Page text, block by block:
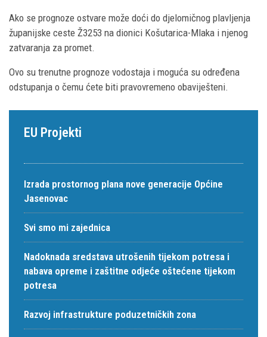
Ako se prognoze ostvare može doći do djelomičnog plavljenja
županijske ceste Ž3253 na dionici Košutarica-Mlaka i njenog
zatvaranja za promet.
Ovo su trenutne prognoze vodostaja i moguća su određena
odstupanja o čemu ćete biti pravovremeno obaviješteni.
EU Projekti
Izrada prostornog plana nove generacije Općine
Jasenovac
Svi smo mi zajednica
Nadoknada sredstava utrošenih tijekom potresa i
nabava opreme i zaštitne odjeće oštećene tijekom
potresa
Razvoj infrastrukture poduzetničkih zona